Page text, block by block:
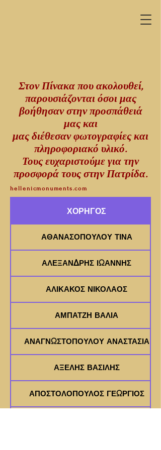
Στον Πίνακα που ακολουθεί,
παρουσιάζονται όσοι μας
βοήθησαν στην προσπάθειά
μας και
μας διέθεσαν φωτογραφίες και
πληροφοριακό υλικό.
Τους ευχαριστούμε για την
προσφορά τους στην Πατρίδα.
ΧΟΡΗΓΟΣ
ΑΘΑΝΑΣΟΠΟΥΛΟΥ ΤΙΝΑ
ΑΛΕΞΑΝΔΡΗΣ ΙΩΑΝΝΗΣ
ΑΛΙΚΑΚΟΣ ΝΙΚΟΛΑΟΣ
ΑΜΠΑΤΖΗ ΒΑΛΙΑ
ΑΝΑΓΝΩΣΤΟΠΟΥΛΟΥ ΑΝΑΣΤΑΣΙΑ
ΑΞΕΛΗΣ ΒΑΣΙΛΗΣ
ΑΠΟΣΤΟΛΟΠΟΥΛΟΣ ΓΕΩΡΓΙΟΣ
hellenicmonuments.com